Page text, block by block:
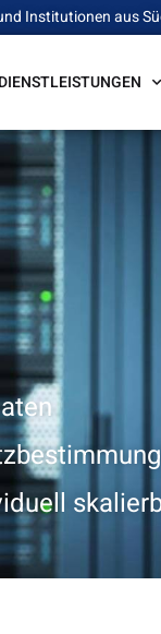
Institutionen aus
sig